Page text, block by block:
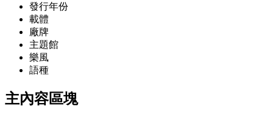
發行年份
載體
廠牌
主題館
樂風
語種
主內容區塊